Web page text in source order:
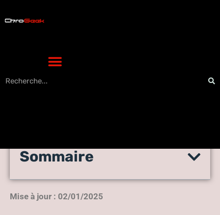
Notre guide et avis sur iEnt
Sommaire
Mise à jour : 02/01/2025